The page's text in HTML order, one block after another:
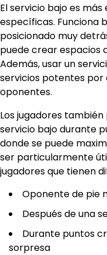
El servicio bajo es
específicas. Funciona
posicionado muy
puede crear espacios
Además, usar un
servicios potentes por
oponentes.
Los jugadores
servicio bajo durante
donde se puede
ser particularmente
jugadores que tienen
Oponente de pie
Después de una
Durante puntos
sorpresa